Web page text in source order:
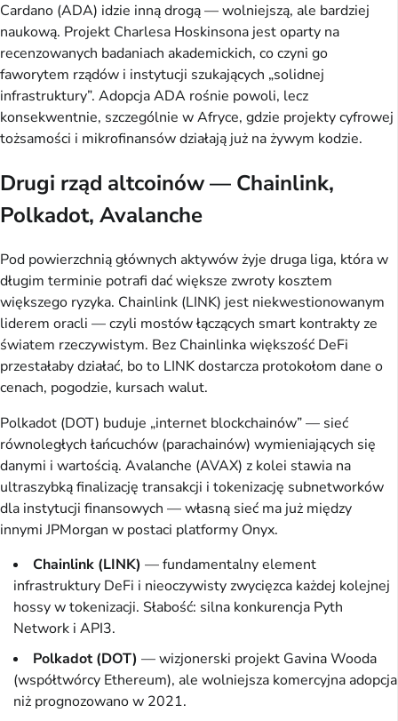
Cardano (ADA) idzie inną drogą — wolniejszą, ale bardziej
naukową. Projekt Charlesa Hoskinsona jest oparty na
recenzowanych badaniach akademickich, co czyni go
faworytem rządów i instytucji szukających „solidnej
infrastruktury”. Adopcja ADA rośnie powoli, lecz
konsekwentnie, szczególnie w Afryce, gdzie projekty cyfrowej
tożsamości i mikrofinansów działają już na żywym kodzie.
Drugi rząd altcoinów — Chainlink,
Polkadot, Avalanche
Pod powierzchnią głównych aktywów żyje druga liga, która w
długim terminie potrafi dać większe zwroty kosztem
większego ryzyka. Chainlink (LINK) jest niekwestionowanym
liderem oracli — czyli mostów łączących smart kontrakty ze
światem rzeczywistym. Bez Chainlinka większość DeFi
przestałaby działać, bo to LINK dostarcza protokołom dane o
cenach, pogodzie, kursach walut.
Polkadot (DOT) buduje „internet blockchainów” — sieć
równoległych łańcuchów (parachainów) wymieniających się
danymi i wartością. Avalanche (AVAX) z kolei stawia na
ultraszybką finalizację transakcji i tokenizację subnetworków
dla instytucji finansowych — własną sieć ma już między
innymi JPMorgan w postaci platformy Onyx.
Chainlink (LINK) — fundamentalny element
infrastruktury DeFi i nieoczywisty zwycięzca każdej kolejnej
hossy w tokenizacji. Słabość: silna konkurencja Pyth
Network i API3.
Polkadot (DOT) — wizjonerski projekt Gavina Wooda
(współtwórcy Ethereum), ale wolniejsza komercyjna adopcja
niż prognozowano w 2021.